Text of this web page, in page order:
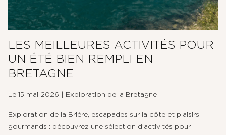
LES MEILLEURES ACTIVITÉS POUR
UN ÉTÉ BIEN REMPLI EN
BRETAGNE
Le 15 mai 2026 Exploration de la Bretagne
Exploration de la Brière, escapades sur la côte et plaisirs
gourmands : découvrez une sélection d’activités pour